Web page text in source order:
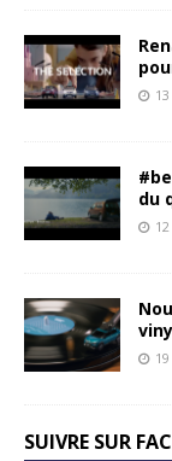
du
SUIVRE SUR